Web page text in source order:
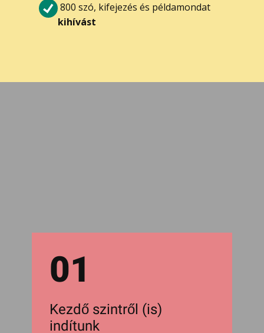
800 szó, kifejezés és példamondat
kihívást
01
Kezdő szintről (is)
indítunk